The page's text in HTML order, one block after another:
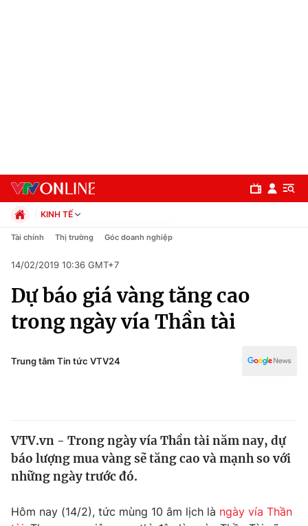
Chuyên mục
Chính trị
Thế giới
Kinh tế
KINH TẾ
Chính trị
Pháp luật
Kinh tế
Thể thao
Truyền hình
Y tế
Tài chính Thị trường Góc doanh nghiệp
14/02/2019 10:36 GMT+7
Dự báo giá vàng tăng cao
trong ngày vía Thần tài
Trung tâm Tin tức VTV24
VTV.vn - Trong ngày vía Thần tài năm nay, dự
báo lượng mua vàng sẽ tăng cao và mạnh so với
những ngày trước đó.
Hôm nay (14/2), tức mùng 10 âm lịch là ngày vía Thần